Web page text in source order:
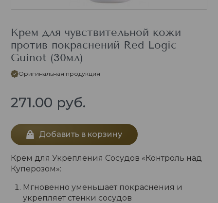
Крем для чувствительной кожи
против покраснений Red Logic
Guinot (30мл)
Оригинальная продукция
271.00 руб.
Добавить в корзину
Крем для Укрепления Сосудов «Контроль над
Куперозом»:
Мгновенно уменьшает покраснения и
укрепляет стенки сосудов